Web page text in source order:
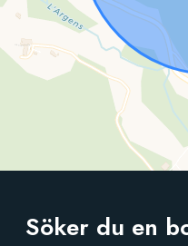
Söker du en